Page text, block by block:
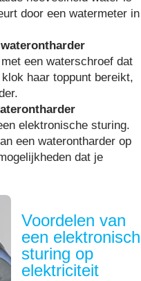
door een watermeter in
een waterschroef dat
haar toppunt bereikt,
elektronische sturing.
een waterontharder op
dat je
Voordelen van
een
sturing op
elektriciteit